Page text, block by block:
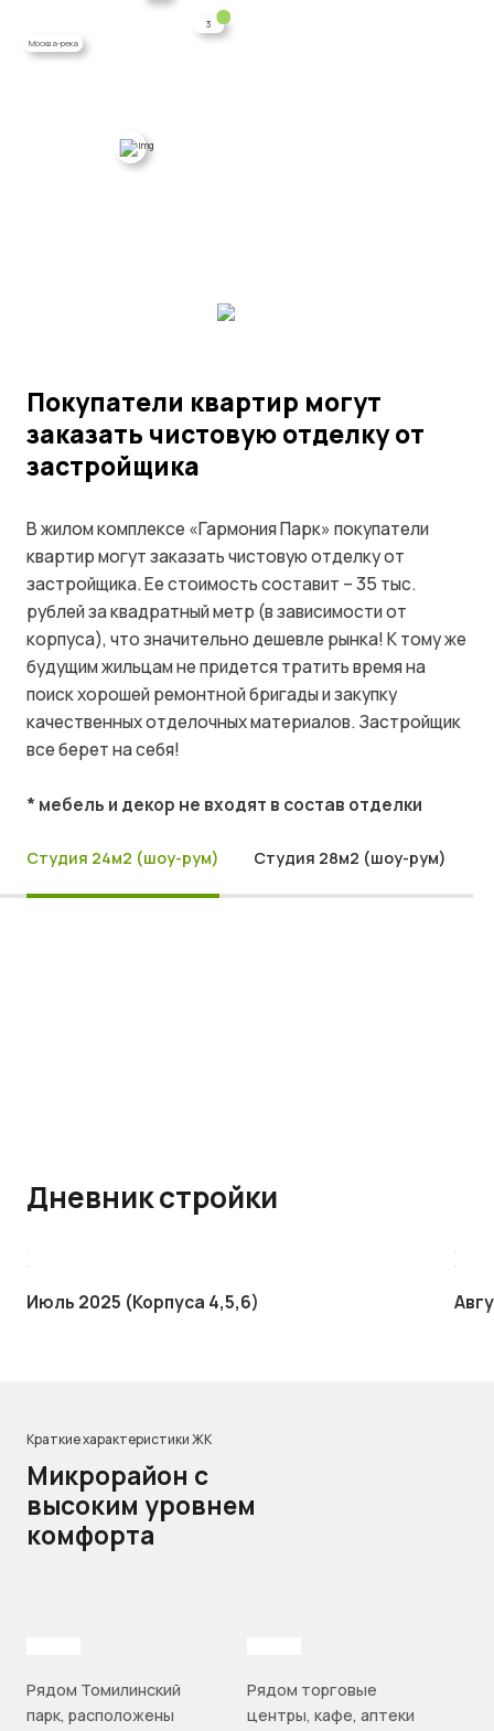
Москва-река
3
Покупатели квартир могут
заказать чистовую отделку от
застройщика
В жилом комплексе «Гармония Парк» покупатели
квартир могут заказать чистовую отделку от
застройщика. Ее стоимость составит – 35 тыс.
рублей за квадратный метр (в зависимости от
корпуса), что значительно дешевле рынка! К тому же
будущим жильцам не придется тратить время на
поиск хорошей ремонтной бригады и закупку
качественных отделочных материалов. Застройщик
все берет на себя!
* мебель и декор не входят в состав отделки
Студия 24м2 (шоу-рум) Студия 28м2 (шоу-рум)
Дневник стройки
Июль 2025 (Корпуса 4,5,6)
Краткие характеристики ЖК
Микрорайон с
высоким уровнем
комфорта
Рядом Томилинский
парк, расположены
Рядом торговые
центры, кафе, аптеки